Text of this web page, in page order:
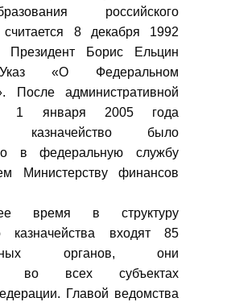
российского
считается 8 декабря 1992
Борис Ельцин
«О Федеральном
После административной
1 января 2005 года
казначейство было
в федеральную службу
Министерству финансов
время в структуру
казначейства входят 85
органов, они
во всех субъектах
Главой ведомства